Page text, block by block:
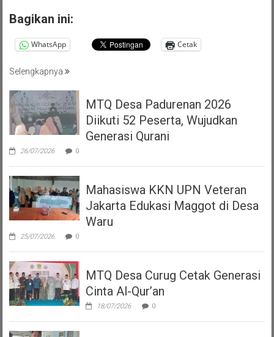
Bagikan ini:
WhatsApp Cetak
Selengkapnya
MTQ Desa Padurenan 2026
Diikuti 52 Peserta, Wujudkan
Generasi Qurani
26/07/2026 0
Mahasiswa KKN UPN Veteran
Jakarta Edukasi Maggot di Desa
Waru
25/07/2026 0
MTQ Desa Curug Cetak Generasi
Cinta Al-Qur’an
18/07/2026 0